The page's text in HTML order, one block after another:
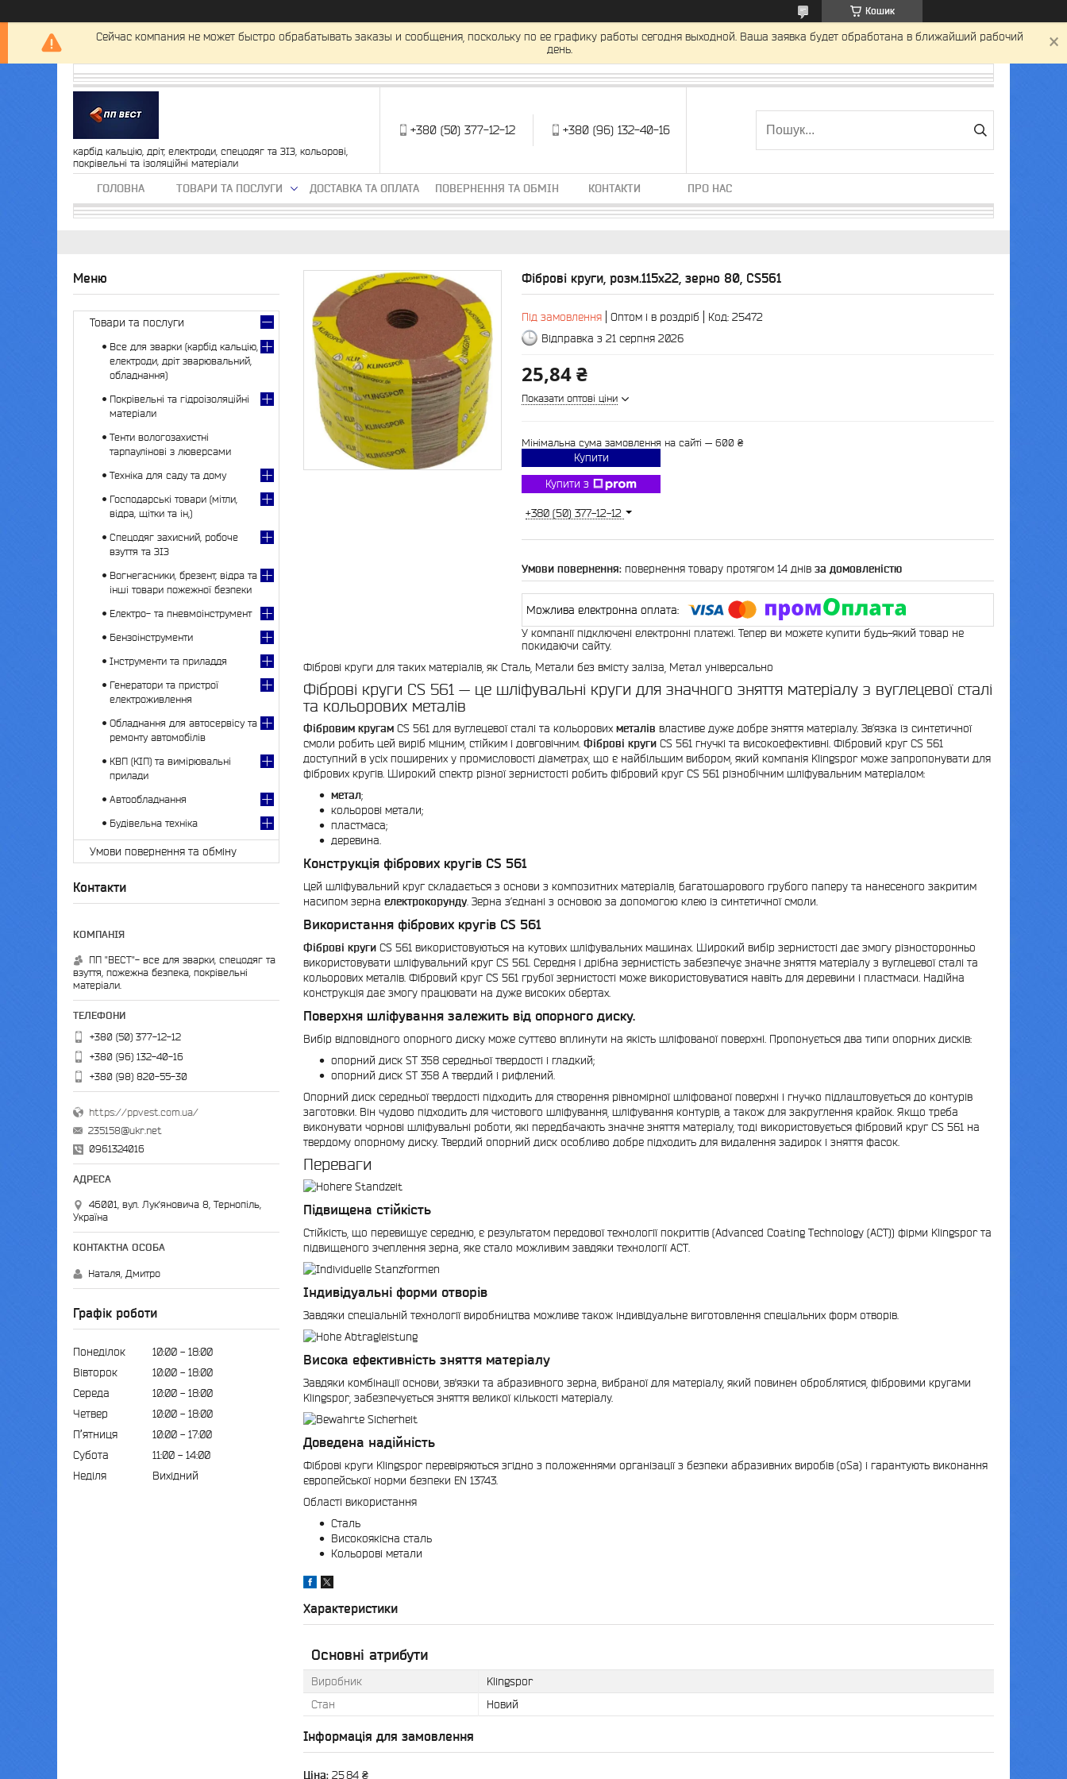
Кошик
Сейчас компания не может быстро обрабатывать заказы и сообщения, поскольку по ее графику работы сегодня выходной. Ваша заявка будет обработана в ближайший рабочий
день.
карбід кальцію, дріт, електроди, спецодяг та ЗІЗ, кольорові,
покрівельні та ізоляційні матеріали
+380 (50) 377-12-12 +380 (96) 132-40-16
ГОЛОВНА ТОВАРИ ТА ПОСЛУГИ ДОСТАВКА ТА ОПЛАТА ПОВЕРНЕННЯ ТА ОБМІН КОНТАКТИ ПРО НАС
Фіброві круги, розм.115x22, зерно 80, CS561
Під замовлення Оптом і в роздріб Код: 25472
Відправка з 21 серпня 2026
25,84 ₴
Показати оптові ціни
Мінімальна сума замовлення на сайті — 600 ₴
Купити
Купити з
+380 (50) 377-12-12
повернення товару протягом 14 днів за домовленістю
У компанії підключені електронні платежі. Тепер ви можете купити будь-який товар не
покидаючи сайту.
Фіброві круги для таких матеріалів, як Сталь, Метали без вмісту заліза, Метал універсально
Фіброві круги CS 561 — це шліфувальні круги для значного зняття матеріалу з вуглецевої сталі
та кольорових металів
Фібровим кругам CS 561 для вуглецевої сталі та кольорових металів властиве дуже добре зняття матеріалу. Зв’язка із синтетичної
смоли робить цей виріб міцним, стійким і довговічним. Фіброві круги CS 561 гнучкі та високоефективні. Фібровий круг CS 561
доступний в усіх поширених у промисловості діаметрах, що є найбільшим вибором, який компанія Klingspor може запропонувати для
фібрових кругів. Широкий спектр різної зернистості робить фібровий круг CS 561 різнобічним шліфувальним матеріалом:
метал;
кольорові метали;
пластмаса;
деревина.
Конструкція фібрових кругів CS 561
Цей шліфувальний круг складається з основи з композитних матеріалів, багатошарового грубого паперу та нанесеного закритим
насипом зерна електрокорунду . Зерна з’єднані з основою за допомогою клею із синтетичної смоли.
Використання фібрових кругів CS 561
Фіброві круги CS 561 використовуються на кутових шліфувальних машинах. Широкий вибір зернистості дає змогу різносторонньо
використовувати шліфувальний круг CS 561. Середня і дрібна зернистість забезпечує значне зняття матеріалу з вуглецевої сталі та
кольорових металів. Фібровий круг CS 561 грубої зернистості може використовуватися навіть для деревини і пластмаси. Надійна
конструкція дає змогу працювати на дуже високих обертах.
Поверхня шліфування залежить від опорного диску.
Вибір відповідного опорного диску може суттєво вплинути на якість шліфованої поверхні. Пропонується два типи опорних дисків:
опорний диск ST 358 середньої твердості і гладкий;
опорний диск ST 358 A твердий і рифлений.
Опорний диск середньої твердості підходить для створення рівномірної шліфованої поверхні і гнучко підлаштовується до контурів
заготовки. Він чудово підходить для чистового шліфування, шліфування контурів, а також для закруглення крайок. Якщо треба
виконувати чорнові шліфувальні роботи, які передбачають значне зняття матеріалу, тоді використовується фібровий круг CS 561 на
твердому опорному диску. Твердий опорний диск особливо добре підходить для видалення задирок і зняття фасок.
Переваги
Підвищена стійкість
Стійкість, що перевищує середню, є результатом передової технології покриттів (Advanced Coating Technology (ACT)) фірми Klingspor та
підвищеного зчеплення зерна, яке стало можливим завдяки технології ACT.
Індивідуальні форми отворів
Завдяки спеціальній технології виробництва можливе також індивідуальне виготовлення спеціальних форм отворів.
Висока ефективність зняття матеріалу
Завдяки комбінації основи, зв'язки та абразивного зерна, вибраної для матеріалу, який повинен оброблятися, фібровими кругами
Klingspor, забезпечується зняття великої кількості матеріалу.
Доведена надійність
Фіброві круги Klingspor перевіряються згідно з положеннями організації з безпеки абразивних виробів (oSa) і гарантують виконання
європейської норми безпеки EN 13743.
Області використання
Сталь
Високоякісна сталь
Кольорові метали
Характеристики
Основні атрибути
Виробник
Klingspor
Стан
Новий
Інформація для замовлення
Ціна: 25,84 ₴
Товари та послуги
Все для зварки (карбід кальцію,
електроди, дріт зварювальний,
обладнання)
Покрівельні та гідроізоляційні
матеріали
Тенти вологозахистні
тарпаулінові з люверсами
Техніка для саду та дому
Господарські товари (мітли,
відра, щітки та ін,)
Спецодяг захисний, робоче
взуття та ЗІЗ
Вогнегасники, брезент, відра та
інші товари пожежної безпеки
Електро- та пневмоінструмент
Бензоінструменти
Інструменти та приладдя
Генератори та пристрої
електроживлення
Обладнання для автосервісу та
ремонту автомобілів
КВП (КІП) та вимірювальні
прилади
Автообладнання
Будівельна техніка
Умови повернення та обміну
Контакти
ПП "ВЕСТ"- все для зварки, спецодяг та
взуття, пожежна безпека, покрівельні
матеріали.
+380 (50) 377-12-12
+380 (96) 132-40-16
+380 (98) 820-55-30
https://ppvest.com.ua/
235158@ukr.net
0961324016
46001, вул. Лук'яновича 8, Тернопіль,
Україна
Наталя, Дмитро
Графік роботи
Понеділок 10:00
18:00
Вівторок
10:00
18:00
Середа
10:00
18:00
Четвер
10:00
18:00
Пʼятниця
10:00
17:00
Субота
11:00
14:00
Неділя
Вихідний